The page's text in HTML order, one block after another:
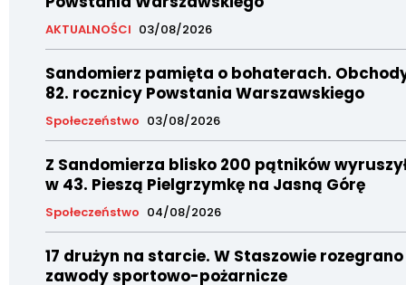
AKTUALNOŚCI 03/08/2026
Sandomierz pamięta o bohaterach.
82. rocznicy Powstania Warszawskiego
Społeczeństwo 03/08/2026
Z Sandomierza blisko 200 pątników
w 43. Pieszą Pielgrzymkę na Jasną Górę
Społeczeństwo 04/08/2026
17 drużyn na starcie. W Staszowie rozegrano
zawody sportowo-pożarnicze